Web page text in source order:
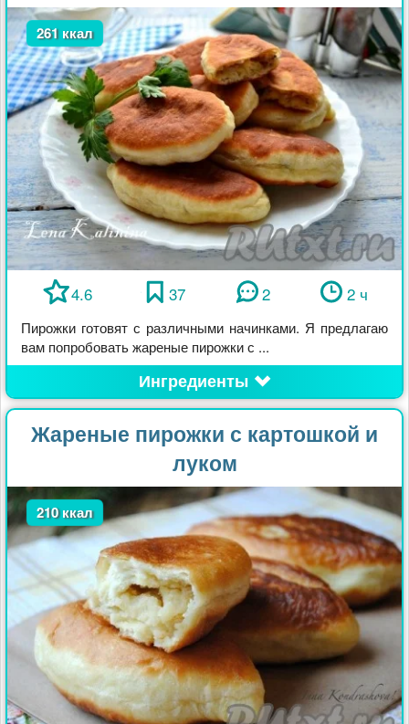
261 ккал
4.6 37 2 2 ч
Пирожки готовят с различными начинками. Я предлагаю
вам попробовать жареные пирожки с ...
Ингредиенты
Жареные пирожки с картошкой и
луком
210 ккал